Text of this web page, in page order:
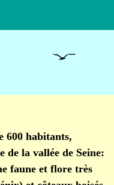
600 habitants,
de la vallée de Seine:
faune et flore très